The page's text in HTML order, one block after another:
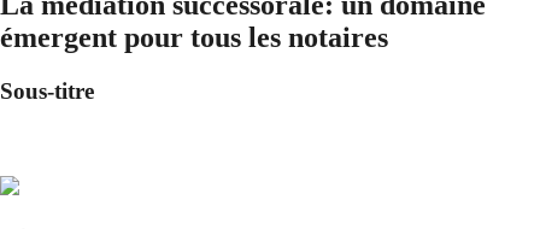
émergent pour tous les notaires
Sous-titre